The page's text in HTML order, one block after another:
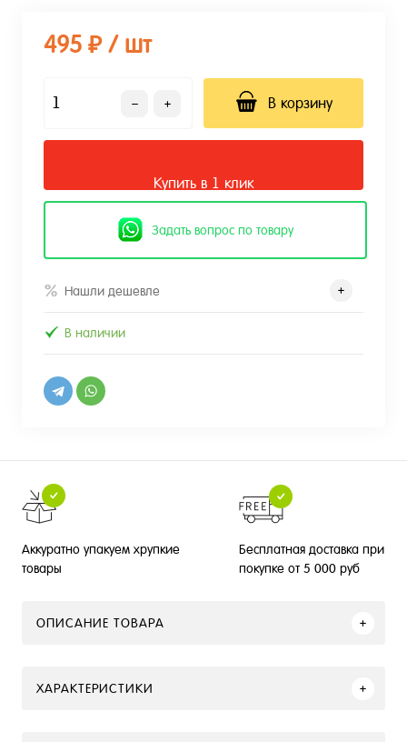
495 ₽ / шт
В корзину
Купить в 1 клик
Задать вопрос по товару
Нашли дешевле
В наличии
Аккуратно упакуем хрупкие
товары
Бесплатная доставка при
покупке от 5 000 руб
ОПИСАНИЕ ТОВАРА
ХАРАКТЕРИСТИКИ